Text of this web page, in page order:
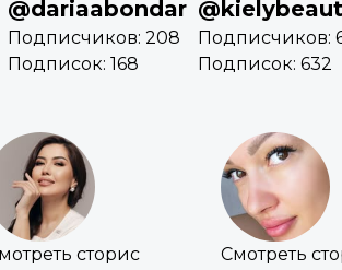
@dariaabondar
Подписчиков: 208
Подписок: 168
Подписчиков:
Подписок: 632
сторис Смотреть